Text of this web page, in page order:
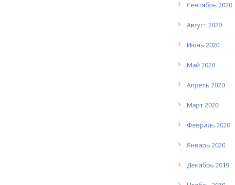
Сентябрь 2020
Август 2020
Июнь 2020
Май 2020
Апрель 2020
Март 2020
Февраль 2020
Январь 2020
Декабрь 2019